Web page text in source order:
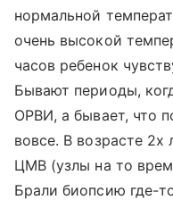
нормальной
очень высокой
часов ребенок
Бывают периоды,
ОРВИ, а бывает, что
вовсе. В возрасте 2х
ЦМВ (узлы на то
Брали биопсию где-